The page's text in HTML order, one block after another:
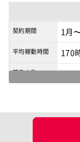
契約期間 1月
平均稼動時間 170
募集人数 1人
面談回数 1回